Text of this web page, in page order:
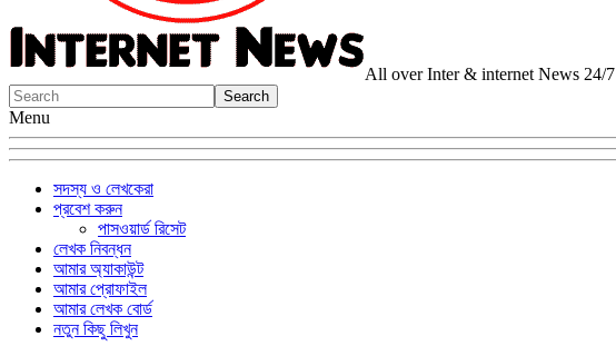
All over Inter & internet News 24/7
Menu
সদস্য ও লেখকেরা
প্রবেশ করুন
পাসওয়ার্ড রিসেট
লেখক নিবন্ধন
আমার অ্যাকাউন্ট
আমার প্রোফাইল
আমার লেখক বোর্ড
নতুন কিছু লিখুন